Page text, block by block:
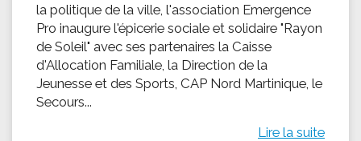
la politique de la ville, l'association Emergence
Pro inaugure l'épicerie sociale et solidaire "Rayon
de Soleil" avec ses partenaires la Caisse
d'Allocation Familiale, la Direction de la
Jeunesse et des Sports, CAP Nord Martinique, le
Secours...
Lire la suite